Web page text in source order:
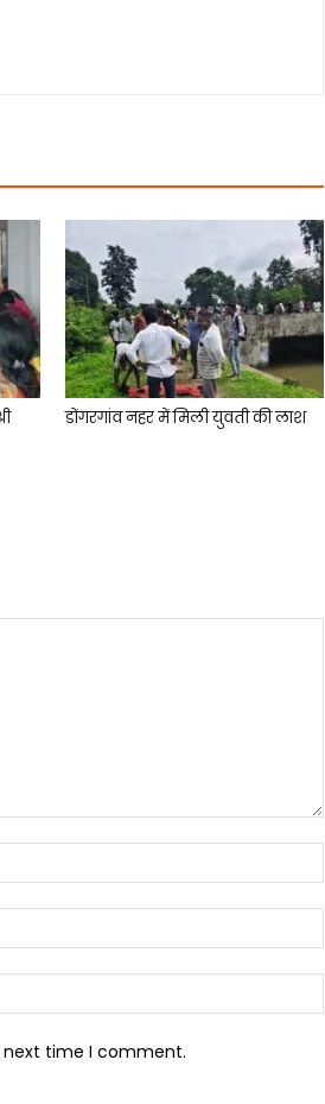
डोंगरगांव नहर में मिली युवती की लाश
next time I comment.